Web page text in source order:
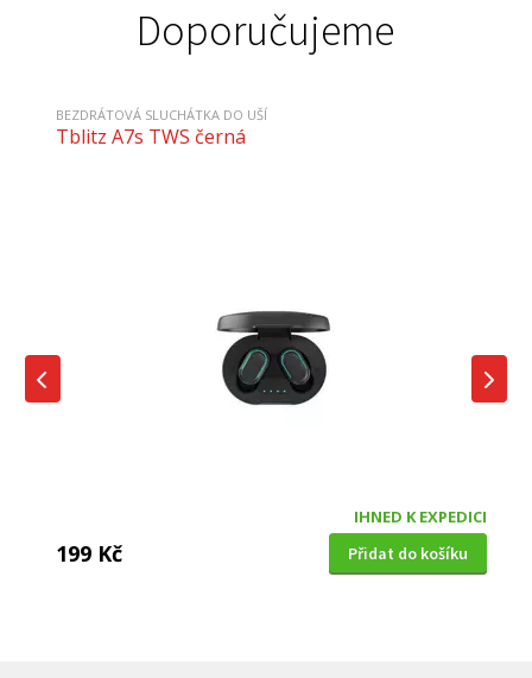
Doporučujeme
BEZDRÁTOVÁ SLUCHÁTKA DO UŠÍ
Tblitz A7s TWS černá
IHNED K EXPEDICI
199 Kč Přidat do košíku